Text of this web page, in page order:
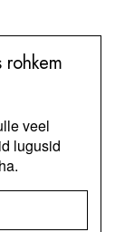
veel
lugusid